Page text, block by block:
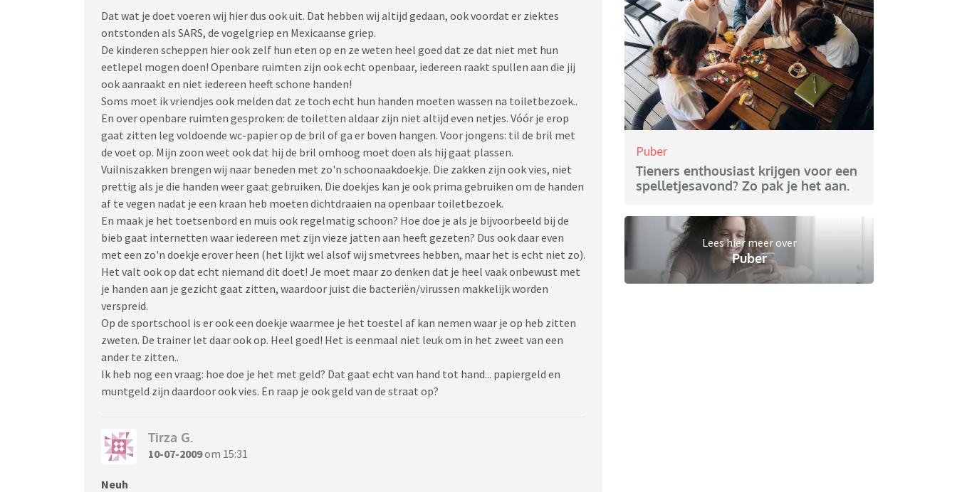
Dat wat je doet voeren wij hier dus ook uit. Dat hebben wij altijd gedaan, ook voordat er ziektes
ontstonden als SARS, de vogelgriep en Mexicaanse griep.
De kinderen scheppen hier ook zelf hun eten op en ze weten heel goed dat ze dat niet met hun
eetlepel mogen doen! Openbare ruimten zijn ook echt openbaar, iedereen raakt spullen aan die jij
ook aanraakt en niet iedereen heeft schone handen!
Soms moet ik vriendjes ook melden dat ze toch echt hun handen moeten wassen na toiletbezoek..
En over openbare ruimten gesproken: de toiletten aldaar zijn niet altijd even netjes. Vóór je erop
gaat zitten leg voldoende wc-papier op de bril of ga er boven hangen. Voor jongens: til de bril met
de voet op. Mijn zoon weet ook dat hij de bril omhoog moet doen als hij gaat plassen.
Vuilniszakken brengen wij naar beneden met zo'n schoonaakdoekje. Die zakken zijn ook vies, niet
prettig als je die handen weer gaat gebruiken. Die doekjes kan je ook prima gebruiken om de handen
af te vegen nadat je een kraan heb moeten dichtdraaien na openbaar toiletbezoek.
En maak je het toetsenbord en muis ook regelmatig schoon? Hoe doe je als je bijvoorbeeld bij de
bieb gaat internetten waar iedereen met zijn vieze jatten aan heeft gezeten? Dus ook daar even
met een zo'n doekje erover heen (het lijkt wel alsof wij smetvrees hebben, maar het is echt niet zo).
Het valt ook op dat echt niemand dit doet! Je moet maar zo denken dat je heel vaak onbewust met
je handen aan je gezicht gaat zitten, waardoor juist die bacteriën/virussen makkelijk worden
verspreid.
Op de sportschool is er ook een doekje waarmee je het toestel af kan nemen waar je op heb zitten
zweten. De trainer let daar ook op. Heel goed! Het is eenmaal niet leuk om in het zweet van een
ander te zitten..
Ik heb nog een vraag: hoe doe je het met geld? Dat gaat echt van hand tot hand... papiergeld en
muntgeld zijn daardoor ook vies. En raap je ook geld van de straat op?
Tirza G.
10-07-2009om 15:31
Neuh
Puber
Tieners enthousiast krijgen voor een
spelletjesavond? Zo pak je het aan.
Lees hier meer over
Puber